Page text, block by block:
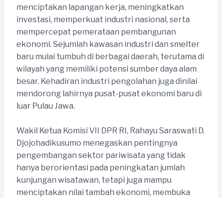
menciptakan lapangan kerja, meningkatkan
investasi, memperkuat industri nasional, serta
mempercepat pemerataan pembangunan
ekonomi. Sejumlah kawasan industri dan smelter
baru mulai tumbuh di berbagai daerah, terutama di
wilayah yang memiliki potensi sumber daya alam
besar. Kehadiran industri pengolahan juga dinilai
mendorong lahirnya pusat-pusat ekonomi baru di
luar Pulau Jawa.
Wakil Ketua Komisi VII DPR RI, Rahayu Saraswati D.
Djojohadikusumo menegaskan pentingnya
pengembangan sektor pariwisata yang tidak
hanya berorientasi pada peningkatan jumlah
kunjungan wisatawan, tetapi juga mampu
menciptakan nilai tambah ekonomi, membuka